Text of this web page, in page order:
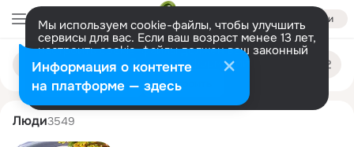
Войти
Мы используем cookie-файлы, чтобы улучшить
сервисы для вас. Если ваш возраст менее 13 лет,
настроить cookie-файлы должен ваш законный
представитель. Больше информации
Разрешить все Настроить
Поиск
людям
ivan kiselev
Люди3549
Информация о контенте
на платформе — здесь